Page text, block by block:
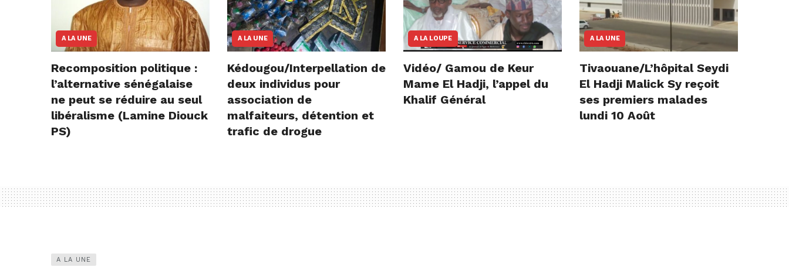
A LA UNE
Recomposition politique :
l’alternative sénégalaise
ne peut se réduire au seul
libéralisme (Lamine Diouck
PS)
A LA UNE
Kédougou/Interpellation de
deux individus pour
association de
malfaiteurs, détention et
trafic de drogue
A LA LOUPE
Vidéo/ Gamou de Keur
Mame El Hadji, l’appel du
Khalif Général
A LA UNE
Tivaouane/L’hôpital Seydi
El Hadji Malick Sy reçoit
ses premiers malades
lundi 10 Août
A LA UNE